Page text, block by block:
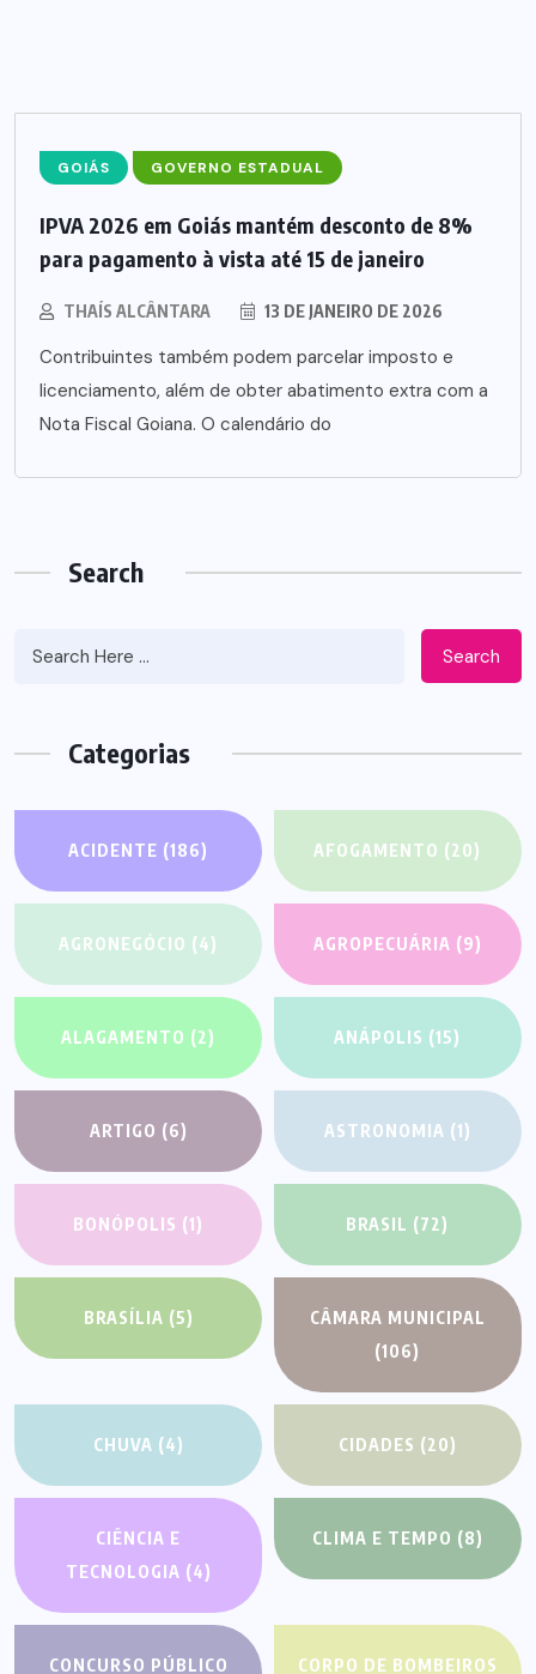
GOIÁS GOVERNO ESTADUAL
IPVA 2026 em Goiás mantém desconto de 8%
para pagamento à vista até 15 de janeiro
THAÍS ALCÂNTARA 13 DE JANEIRO DE 2026
Contribuintes também podem parcelar imposto e
licenciamento, além de obter abatimento extra com a
Nota Fiscal Goiana. O calendário do
Search
Search
Categorias
ACIDENTE (186) AFOGAMENTO (20)
AGRONEGÓCIO (4) AGROPECUÁRIA (9)
ALAGAMENTO (2) ANÁPOLIS (15)
ARTIGO (6) ASTRONOMIA (1)
BONÓPOLIS (1) BRASIL (72)
BRASÍLIA (5)
CÂMARA MUNICIPAL
(106)
CHUVA (4) CIDADES (20)
CIÊNCIA E
TECNOLOGIA (4)
CLIMA E TEMPO (8)
CONCURSO PÚBLICO CORPO DE BOMBEIROS